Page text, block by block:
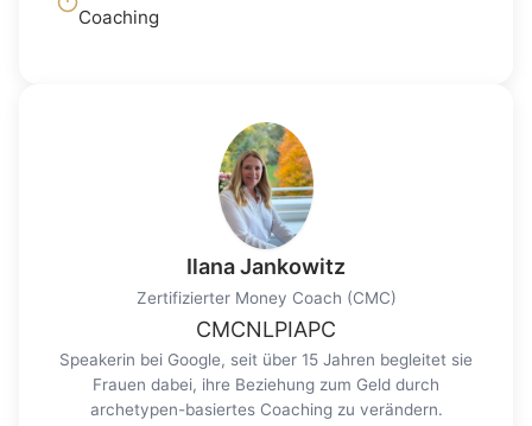
Coaching
Ilana Jankowitz
Zertifizierter Money Coach (CMC)
CMCNLPIAPC
Speakerin bei Google, seit über 15 Jahren begleitet sie
Frauen dabei, ihre Beziehung zum Geld durch
archetypen-basiertes Coaching zu verändern.